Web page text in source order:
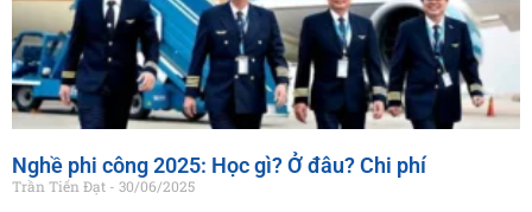
Nghề phi công 2025: Học gì? Ở đâu? Chi phí
Trần Tiến Đạt 30/06/2025